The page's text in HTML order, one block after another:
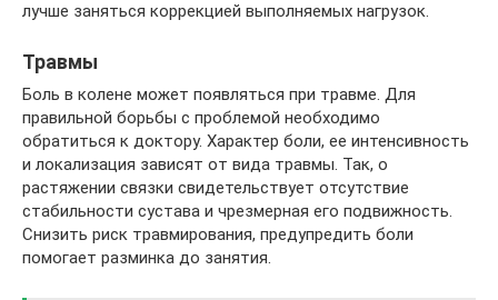
лучше заняться коррекцией выполняемых нагрузок.
Травмы
Боль в колене может появляться при травме. Для
правильной борьбы с проблемой необходимо
обратиться к доктору. Характер боли, ее интенсивность
и локализация зависят от вида травмы. Так, о
растяжении связки свидетельствует отсутствие
стабильности сустава и чрезмерная его подвижность.
Снизить риск травмирования, предупредить боли
помогает разминка до занятия.